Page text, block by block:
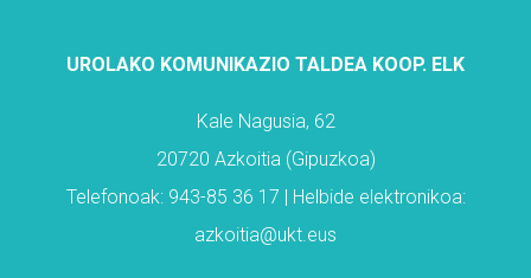
UROLAKO KOMUNIKAZIO TALDEA KOOP. ELK
Kale Nagusia, 62
20720 Azkoitia (Gipuzkoa)
Telefonoak: 943-85 36 17 | Helbide elektronikoa:
azkoitia@ukt.eus